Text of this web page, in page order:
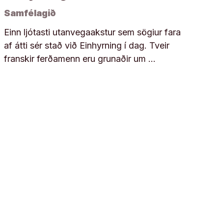
Samfélagið
Einn ljótasti utanvegaakstur sem sögiur fara
af átti sér stað við Einhyrning í dag. Tveir
franskir ferðamenn eru grunaðir um …